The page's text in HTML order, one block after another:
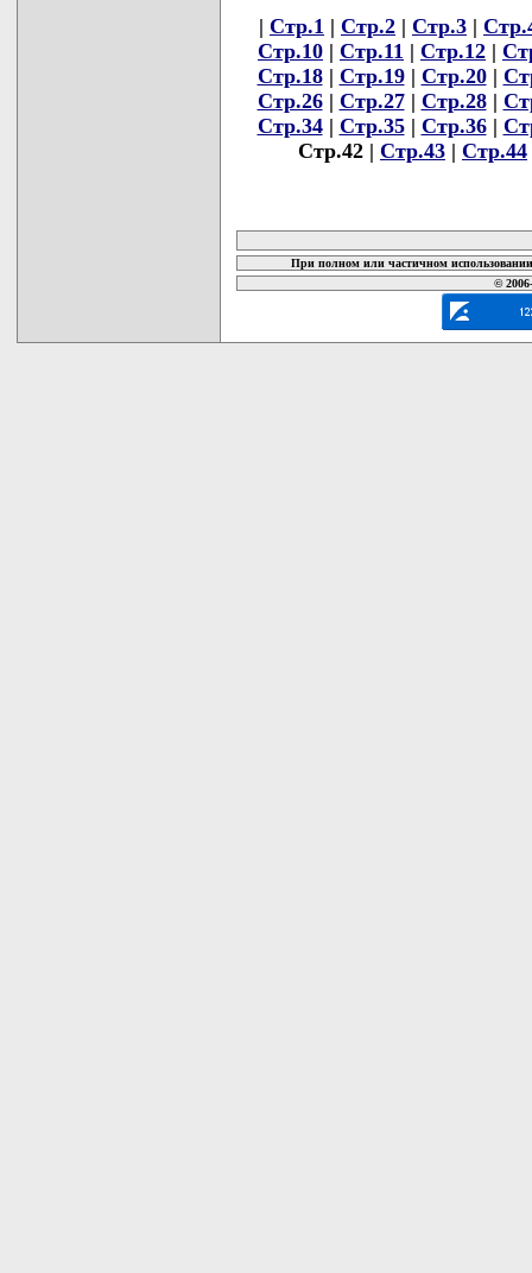
| Стр.1 | Стр.2 | Стр.3 |
Стр.10 | Стр.11 | Стр.12 |
Стр.18| Стр.19| Стр.20|
Стр.26| Стр.27| Стр.28|
Стр.34| Стр.35| Стр.36|
Стр.42 | Стр.43 | Стр.44
При полном или частичном
©